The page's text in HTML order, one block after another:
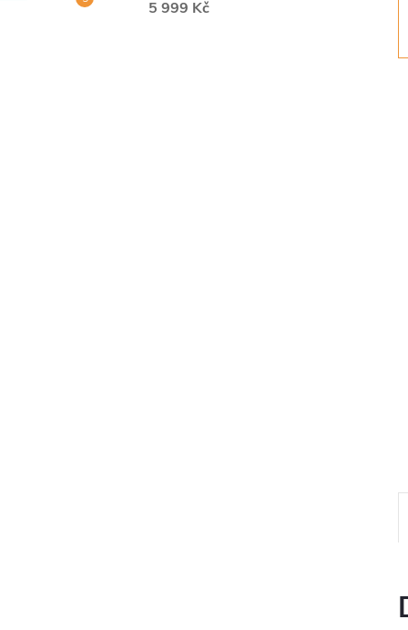
n
5 999 Kč